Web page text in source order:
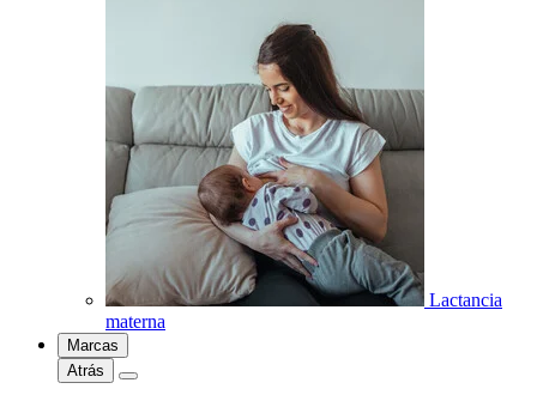
Lactancia
materna
Marcas
Atrás